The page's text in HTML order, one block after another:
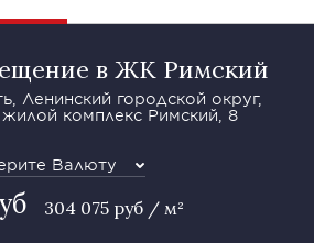
в ЖК Римский
Ленинский городской округ,
комплекс Римский, 8
Валюту
304 075 руб / м²